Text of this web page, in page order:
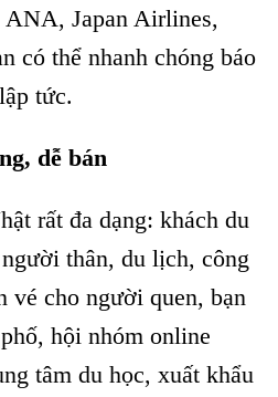
Japan Airlines,
có thể nhanh chóng báo
tức.
dễ bán
rất đa dạng: khách du
thân, du lịch, công
cho người quen, bạn
hội nhóm online
tâm du học, xuất khẩu